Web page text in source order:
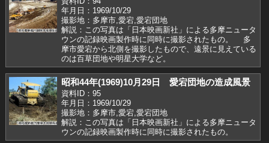
年月日：1969/10/29
撮影地：多摩市,愛宕,愛宕団地
解説：この写真は「日本映画新社」による多摩ニュータ
ウンの記録映画製作時に同時に撮影されたもの。 多
摩市愛宕から北側を撮影したもので、遠景に見えている
のは百草団地や明星大学など。
昭和44年(1969)10月29日 愛宕団地の造成風景
資料ID：95
年月日：1969/10/29
撮影地：多摩市,愛宕,愛宕団地
解説：この写真は「日本映画新社」による多摩ニュータ
ウンの記録映画製作時に同時に撮影されたもの。